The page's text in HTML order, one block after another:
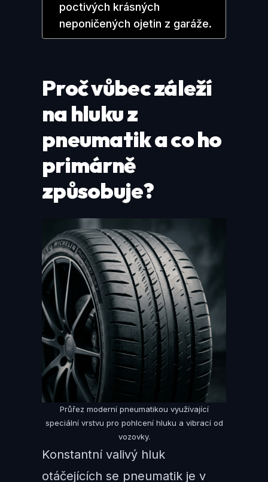
poctivých krásných
neponičených ojetin z garáže.
Proč vůbec záleží
na hluku z
pneumatik a co ho
primárně
způsobuje?
Průřez moderní pneumatikou využívající
speciální vrstvu pro pohlcení hluku a vibrací od
vozovky.
Konstantní valivý hluk
otáčejících se pneumatik je v